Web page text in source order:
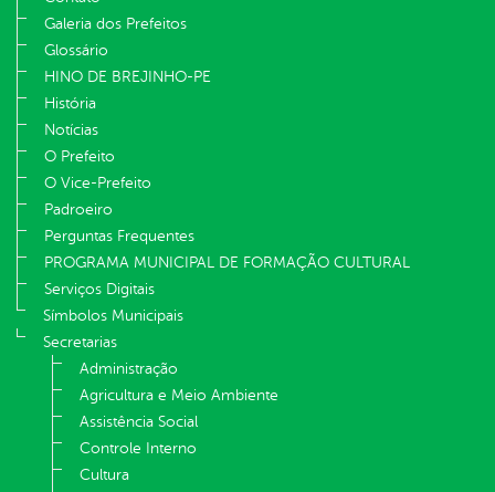
Galeria dos Prefeitos
Glossário
HINO DE BREJINHO-PE
História
Notícias
O Prefeito
O Vice-Prefeito
Padroeiro
Perguntas Frequentes
PROGRAMA MUNICIPAL DE FORMAÇÃO CULTURAL
Serviços Digitais
Símbolos Municipais
Secretarias
Administração
Agricultura e Meio Ambiente
Assistência Social
Controle Interno
Cultura